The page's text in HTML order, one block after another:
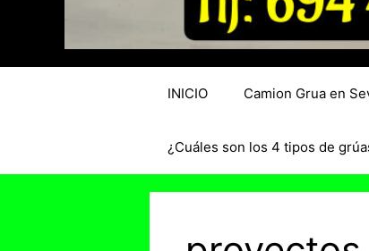
INICIO Camion Grua en
¿Cuáles son los 4 tipos de